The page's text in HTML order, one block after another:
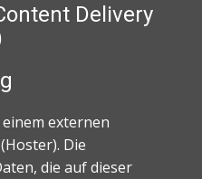
Delivery
externen
Die
die auf dieser